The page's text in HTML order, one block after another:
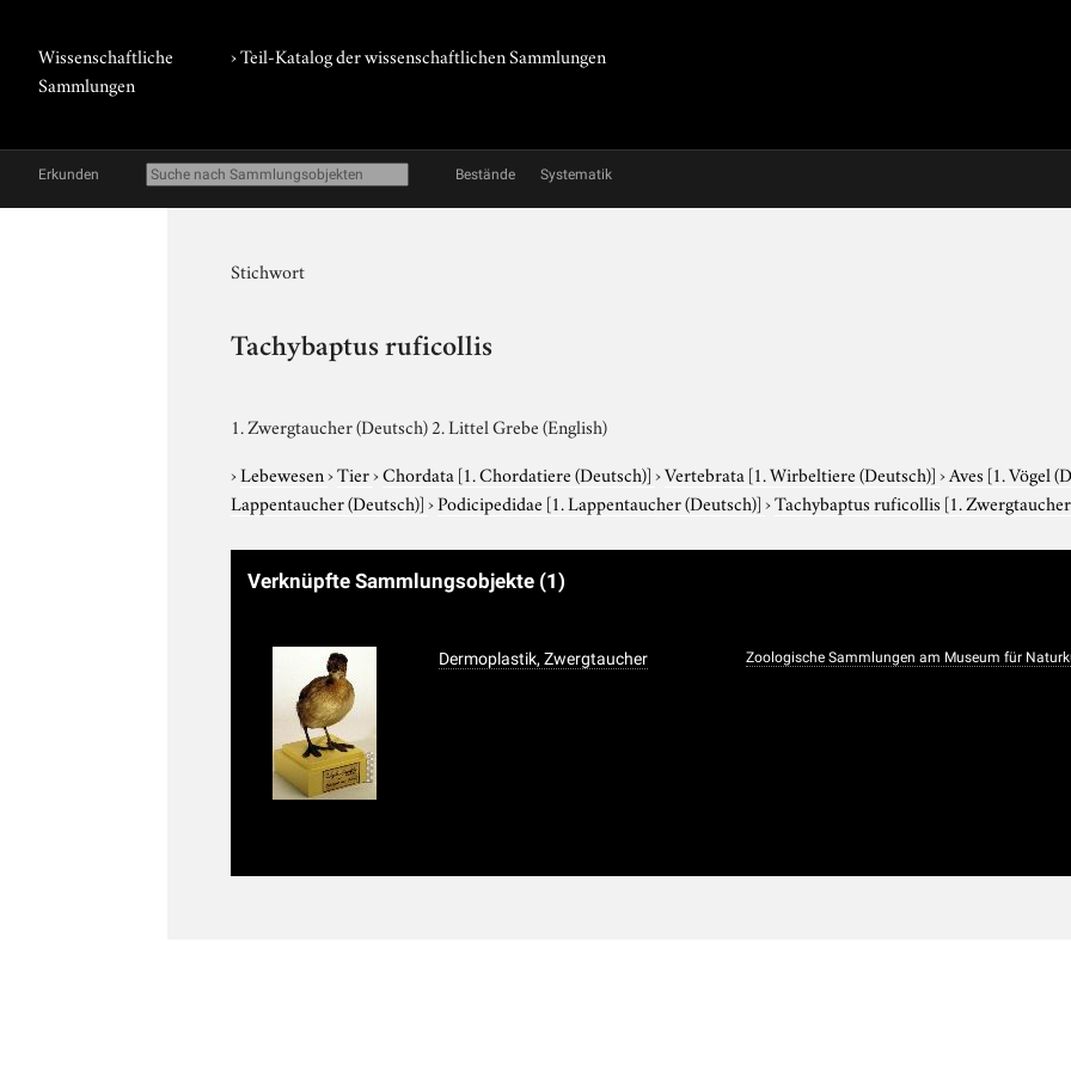
Wissenschaftliche
Sammlungen
› Teil-Katalog der wissenschaftlichen Sammlungen
Erkunden Bestände Systematik
Stichwort
Tachybaptus ruficollis
1. Zwergtaucher (Deutsch) 2. Littel Grebe (English)
›Lebewesen›Tier›Chordata [1. Chordatiere (Deutsch)]›Vertebrata [1. Wirbeltiere (Deutsch)]›Aves [1. Vögel
Lappentaucher (Deutsch)]›Podicipedidae [1. Lappentaucher (Deutsch)]›Tachybaptus ruficollis [1.
Verknüpfte Sammlungsobjekte (1)
Dermoplastik, Zwergtaucher Zoologische Sammlungen am Museum für